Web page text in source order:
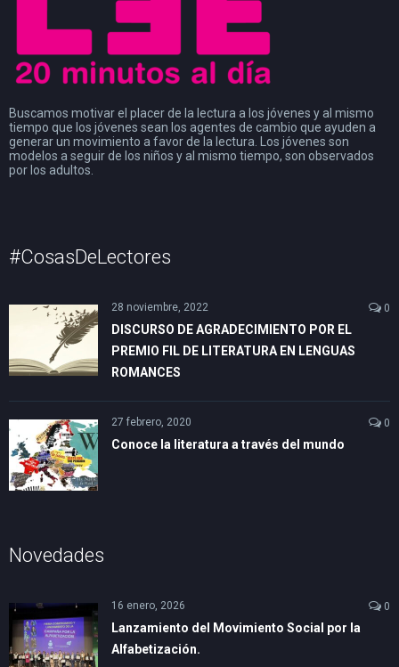
Buscamos motivar el placer de la lectura a los jóvenes y al mismo
tiempo que los jóvenes sean los agentes de cambio que ayuden a
generar un movimiento a favor de la lectura. Los jóvenes son
modelos a seguir de los niños y al mismo tiempo, son observados
por los adultos.
#CosasDeLectores
28 noviembre, 2022 0
DISCURSO DE AGRADECIMIENTO POR EL
PREMIO FIL DE LITERATURA EN LENGUAS
ROMANCES
27 febrero, 2020 0
Conoce la literatura a través del mundo
Novedades
16 enero, 2026 0
Lanzamiento del Movimiento Social por la
Alfabetización.